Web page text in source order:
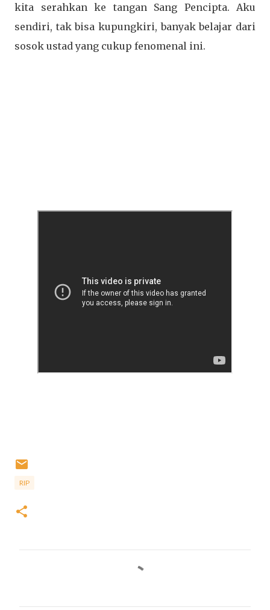
kita serahkan ke tangan Sang Pencipta. Aku
sendiri, tak bisa kupungkiri, banyak belajar dari
sosok ustad yang cukup fenomenal ini.
RIP